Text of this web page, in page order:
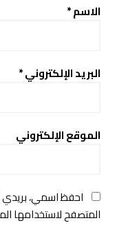
الاسم*
البريد الإلكتروني*
الموقع الإلكتروني
احفظ اسمي، بريدي
المتصفح لاستخدامها